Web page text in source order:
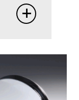
+
l’IA
au